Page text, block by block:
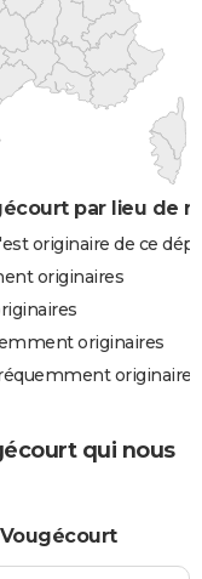
par lieu de
originaire de ce
originaires
originaires
originaires
qui nous